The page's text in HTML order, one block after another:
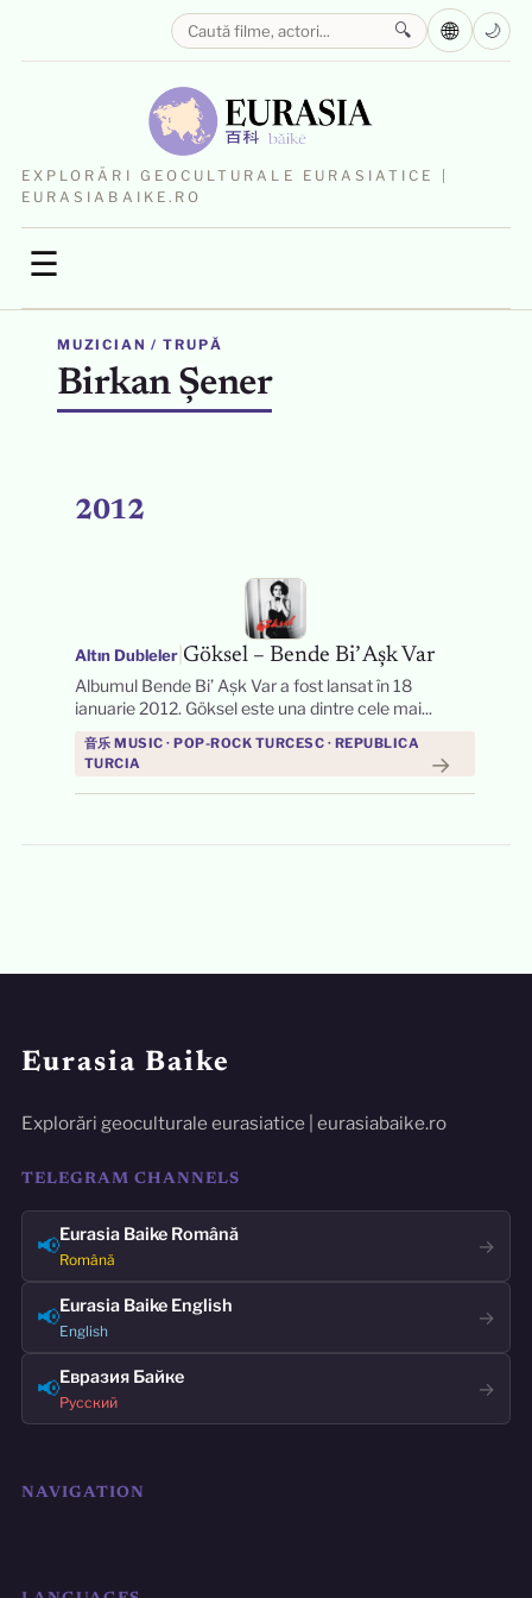
EXPLORĂRI GEOCULTURALE EURASIATICE |
EURASIABAIKE.RO
☰
🔍 🌐 🌙
MUZICIAN / TRUPĂ
Birkan Şener
2012
Altın Dubleler| Göksel – Bende Bi’ Aşk Var
Albumul Bende Bi’ Aşk Var a fost lansat în 18
ianuarie 2012. Göksel este una dintre cele mai...
音乐 MUSIC · POP-ROCK TURCESC · REPUBLICA
TURCIA
→
Eurasia Baike
Explorări geoculturale eurasiatice | eurasiabaike.ro
TELEGRAM CHANNELS
📢Eurasia Baike Română
Română
→
📢Eurasia Baike English
English
→
📢Евразия Байке
Русский
→
NAVIGATION